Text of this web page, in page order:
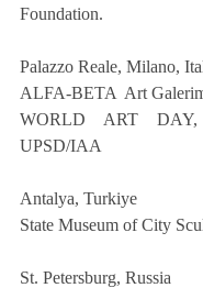
Foundation.
Palazzo Reale, Milano,
ALFA-BETA  Art
WORLD ART DAY,
UPSD/IAA
Antalya, Turkiye
State Museum of City
St. Petersburg, Russia